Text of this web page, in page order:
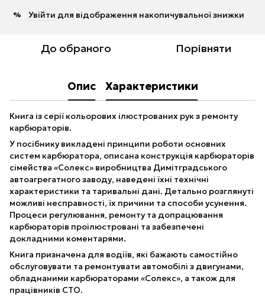
% Увійти для відображення накопичувальної знижки
До обраного Порівняти
Опис Характеристики
Книга із серії кольорових ілюстрованих рук з ремонту
карбюраторів.
У посібнику викладені принципи роботи основних
систем карбюратора, описана конструкція карбюраторів
сімейства «Солекс» виробництва Димітградського
автоагрегатного заводу, наведені їхні технічні
характеристики та таривальні дані. Детально розглянуті
можливі несправності, їх причини та способи усунення.
Процеси регулювання, ремонту та допрацювання
карбюраторів проілюстровані та забезпечені
докладними коментарями.
Книга призначена для водіїв, які бажають самостійно
обслуговувати та ремонтувати автомобілі з двигунами,
обладнаними карбюраторами «Солекс», а також для
працівників СТО.